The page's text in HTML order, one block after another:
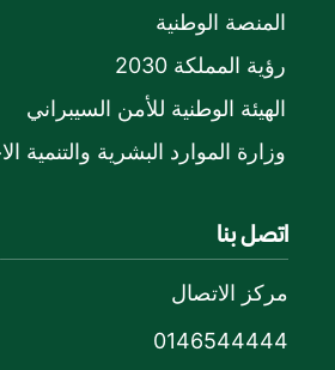
المنصة الوطنية
رؤية المملكة 2030
الهيئة الوطنية للأمن السيبراني
وزارة الموارد البشرية والتنمية
اتصل بنا
مركز الاتصال
0146544444